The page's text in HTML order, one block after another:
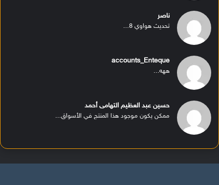
ناصر
تحديث هواوي 8...
accounts_Enteque
ههه...
حسين عبد العظيم التهامى أحمد
ممكن يكون موجود هذا المنتج في الأسواق...